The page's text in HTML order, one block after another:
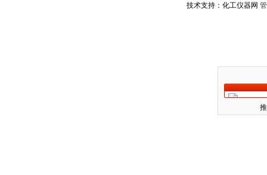
技术支持：化工仪器网